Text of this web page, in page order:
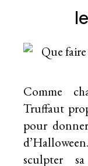
Comme
Truffaut
pour
d’Halloween
sculpter